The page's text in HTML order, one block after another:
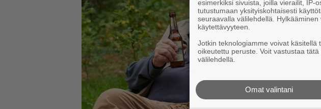
esimerkiksi sivuista, joilla vierailit, IP-
tutustumaan yksityiskohtaisesti
seuraavalla välilehdellä.
käytettävyyteen.
Jotkin teknologiamme voivat käsitellä
oikeutettu peruste. Voit vastustaa
välilehdellä.
Omat valintani